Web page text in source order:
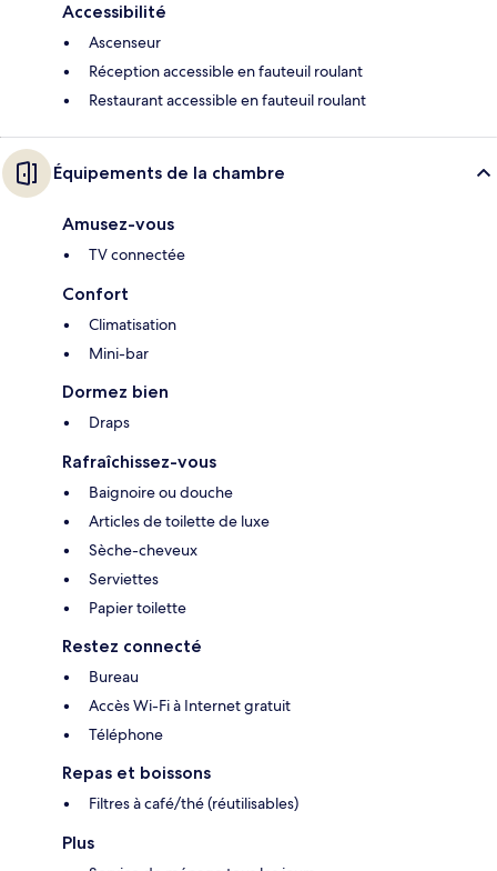
Accessibilité
Ascenseur
Réception accessible en fauteuil roulant
Restaurant accessible en fauteuil roulant
Équipements de la chambre
Amusez-vous
TV connectée
Confort
Climatisation
Mini-bar
Dormez bien
Draps
Rafraîchissez-vous
Baignoire ou douche
Articles de toilette de luxe
Sèche-cheveux
Serviettes
Papier toilette
Restez connecté
Bureau
Accès Wi-Fi à Internet gratuit
Téléphone
Repas et boissons
Filtres à café/thé (réutilisables)
Plus